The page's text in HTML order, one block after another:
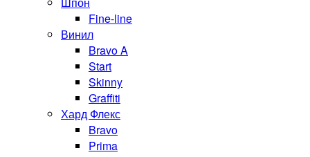
Fine-line
Винил
Bravo A
Start
Skinny
Graffiti
Хард Флекс
Bravo
Prima